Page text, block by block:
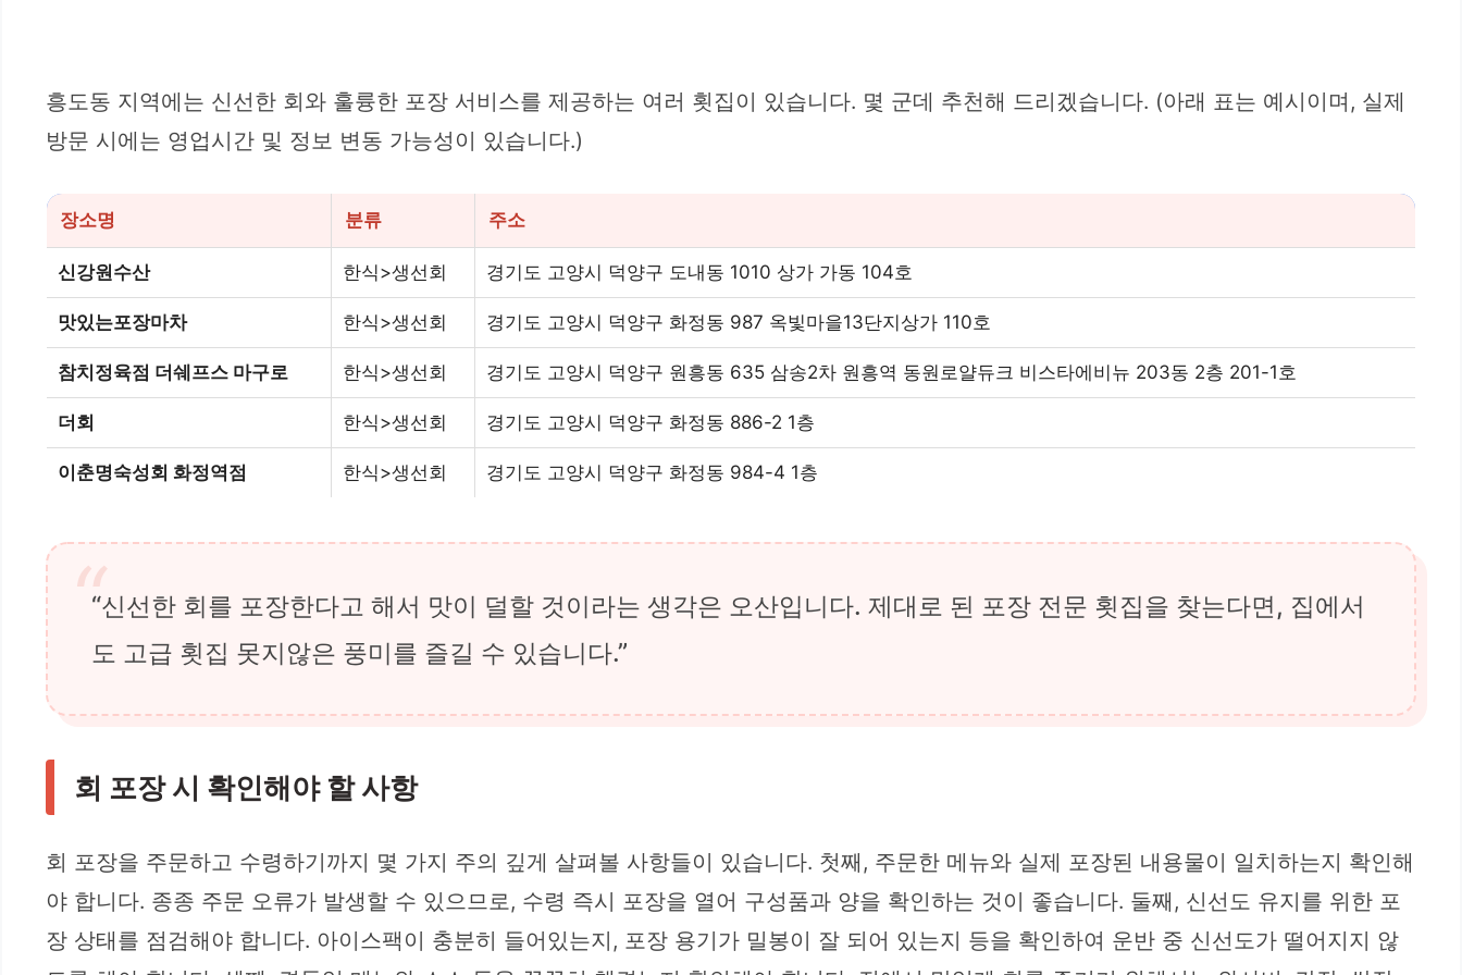
흥도동 지역에는 신선한 회와 훌륭한 포장 서비스를 제공하는 여러 횟집이 있습니다. 몇 군데 추천해 드리겠습니다. (아래 표는 예시이며, 실제
방문 시에는 영업시간 및 정보 변동 가능성이 있습니다.)
장소명 분류 주소
신강원수산 한식>생선회 경기도 고양시 덕양구 도내동 1010 상가 가동 104호
맛있는포장마차 한식>생선회 경기도 고양시 덕양구 화정동 987 옥빛마을13단지상가 110호
참치정육점 더쉐프스 마구로 한식>생선회 경기도 고양시 덕양구 원흥동 635 삼송2차 원흥역 동원로얄듀크 비스타에비뉴 203동 2층 201-1호
더회 한식>생선회 경기도 고양시 덕양구 화정동 886-2 1층
이춘명숙성회 화정역점 한식>생선회 경기도 고양시 덕양구 화정동 984-4 1층
“신선한 회를 포장한다고 해서 맛이 덜할 것이라는 생각은 오산입니다. 제대로 된 포장 전문 횟집을 찾는다면, 집에서
도 고급 횟집 못지않은 풍미를 즐길 수 있습니다.”
회 포장 시 확인해야 할 사항
회 포장을 주문하고 수령하기까지 몇 가지 주의 깊게 살펴볼 사항들이 있습니다. 첫째, 주문한 메뉴와 실제 포장된 내용물이 일치하는지 확인해
야 합니다. 종종 주문 오류가 발생할 수 있으므로, 수령 즉시 포장을 열어 구성품과 양을 확인하는 것이 좋습니다. 둘째, 신선도 유지를 위한 포
장 상태를 점검해야 합니다. 아이스팩이 충분히 들어있는지, 포장 용기가 밀봉이 잘 되어 있는지 등을 확인하여 운반 중 신선도가 떨어지지 않